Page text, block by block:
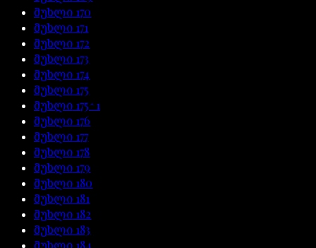
მუხლი 170
მუხლი 171
მუხლი 172
მუხლი 173
მუხლი 174
მუხლი 175
მუხლი 175^1
მუხლი 176
მუხლი 177
მუხლი 178
მუხლი 179
მუხლი 180
მუხლი 181
მუხლი 182
მუხლი 183
მუხლი 184